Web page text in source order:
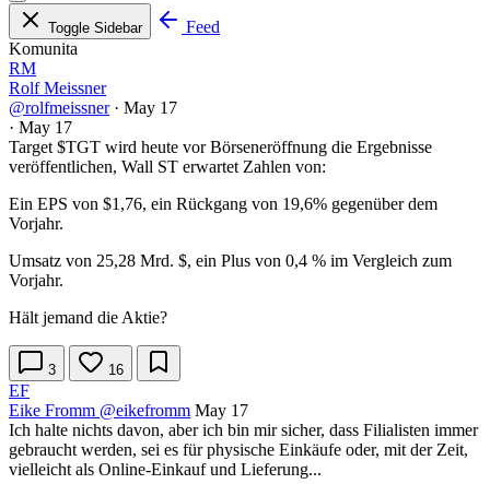
Toggle Sidebar
Feed
Komunita
RM
Rolf Meissner
@rolfmeissner · May 17
· May 17
Target $TGT wird heute vor Börseneröffnung die Ergebnisse
veröffentlichen, Wall ST erwartet Zahlen von:
Ein EPS von $1,76, ein Rückgang von 19,6% gegenüber dem
Vorjahr.
Umsatz von 25,28 Mrd. $, ein Plus von 0,4 % im Vergleich zum
Vorjahr.
Hält jemand die Aktie?
3 16
EF
Eike Fromm @eikefromm May 17
Ich halte nichts davon, aber ich bin mir sicher, dass Filialisten immer
gebraucht werden, sei es für physische Einkäufe oder, mit der Zeit,
vielleicht als Online-Einkauf und Lieferung...